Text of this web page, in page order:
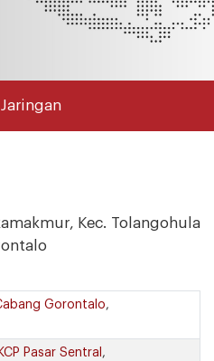
Kec. Tolangohula
Gorontalo,
KCP Pasar Sentral ,